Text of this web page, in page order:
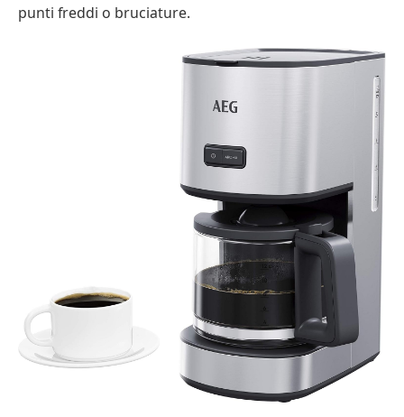
punti freddi o bruciature.